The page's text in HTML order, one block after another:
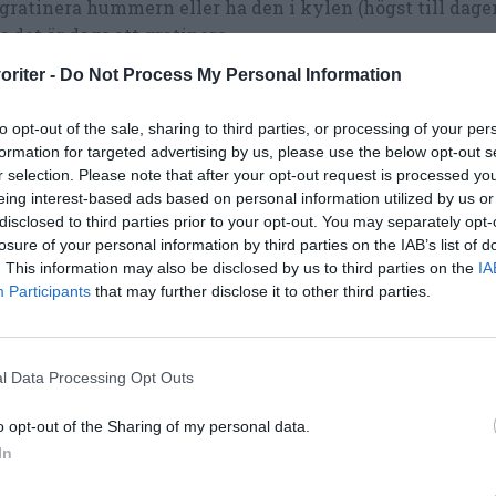
- Do Not Process My Personal Information
opt-out of the sale, sharing to third parties, or processing of your
for targeted advertising by us, please use the below opt-out
selection. Please note that after your opt-out request is processed
interest-based ads based on personal information utilized by us
to third parties prior to your opt-out. You may separately
of your personal information by third parties on the IAB’s list of
This information may also be disclosed by us to third parties on the
Participants that may further disclose it to other third parties.
Data Processing Opt Outs
opt-out of the Sharing of my personal data.
hummern eller ha den i kylen (högst till
det är dags att gratinera.
hummern i mitten av ugnen som du satt på max
upp de gratinerade humrarna på tallrik.
gärna lite blandad grönsallad bredvid
lite olivolja, vinäger, flingsalt och vitpeppar på.
eller baguette med smör eller färskost passar också
hummer.